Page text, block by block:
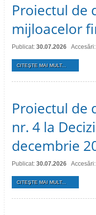
Proiectul de
mijloacelor
Publicat: 30.07.2026
CITEŞTE MAI MULT...
Proiectul de
nr. 4 la
decembrie
Publicat: 30.07.2026
CITEŞTE MAI MULT...